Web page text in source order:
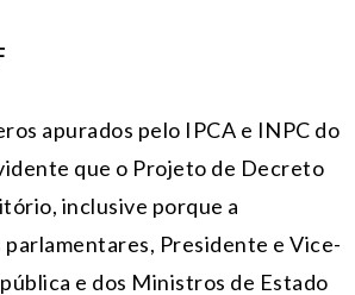
apurados pelo IPCA e INPC do
que o Projeto de Decreto
inclusive porque a
parlamentares, Presidente e Vice-
e dos Ministros de Estado